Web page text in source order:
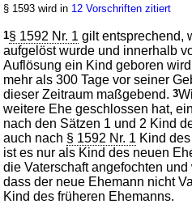
Einführungsgesetz und zugehörige
Buch 4 Familienrecht
Abschnitt 2 Verwandtschaft
Titel 2 Abstammung
§ 1593 wird in 12 Vorschriften zitiert
1§ 1592 Nr. 1 gilt entsprechend,
aufgelöst wurde und innerhalb
Auflösung ein Kind geboren
mehr als 300 Tage vor seiner
dieser Zeitraum maßgebend.3
weitere Ehe geschlossen hat,
nach den Sätzen 1 und 2 Kind
auch nach § 1592 Nr. 1 Kind
ist es nur als Kind des neuen
die Vaterschaft angefochten
dass der neue Ehemann nicht
Kind des früheren Ehemanns.